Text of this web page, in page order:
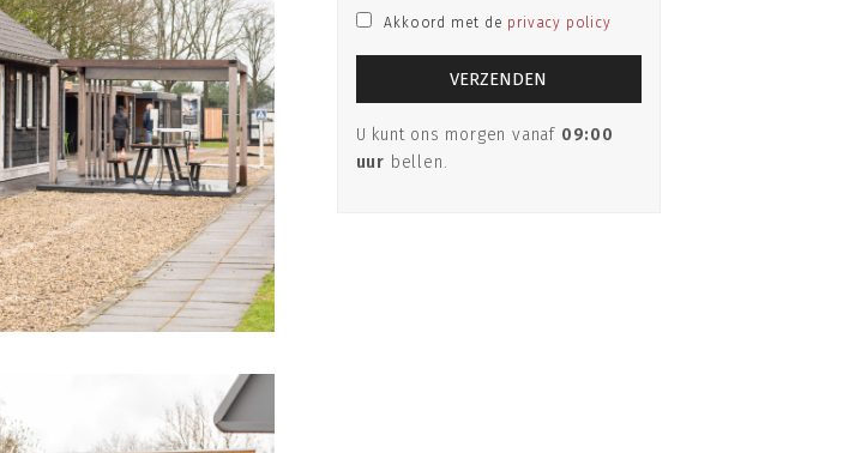
Akkoord met de privacy policy
U kunt ons morgen vanaf 09:00
uur bellen.